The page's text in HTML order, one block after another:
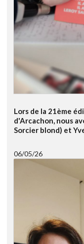
Lors de la 21ème
d'Arcachon, nous
Sorcier blond) et
06/05/26